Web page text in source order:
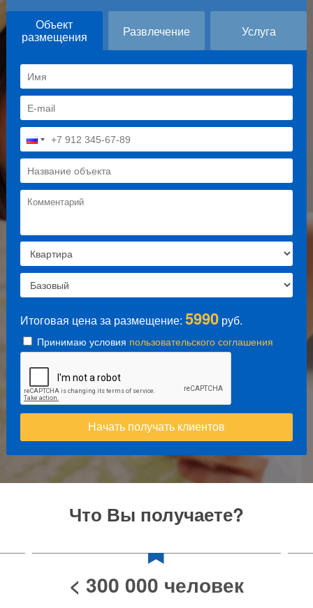
Объект
размещения Развлечение Услуга
Итоговая цена за размещение: 5990руб.
Принимаю условия пользовательского соглашения
Начать получать клиентов
Что Вы получаете?
0% комиссии